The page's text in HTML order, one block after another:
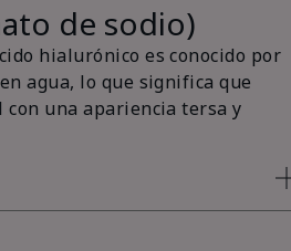
de sodio)
hialurónico es conocido por
agua, lo que significa que
una apariencia tersa y